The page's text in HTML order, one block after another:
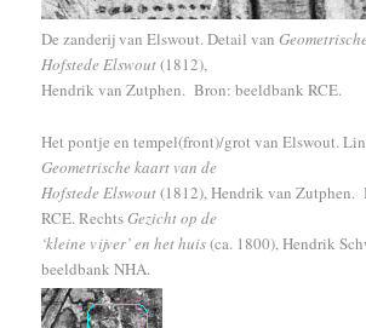
De zanderij van Elswout. Detail van
Hofstede Elswout(1812),
Hendrik van Zutphen. Bron: beeldbank RCE.
Het pontje en tempel(front)/grot van Elswout.
Geometrische kaart van de
Hofstede Elswout(1812), Hendrik van Zutphen.
RCE. RechtsGezicht op de
‘kleine vijver’ en het huis(ca. 1800), Hendrik
beeldbank NHA.